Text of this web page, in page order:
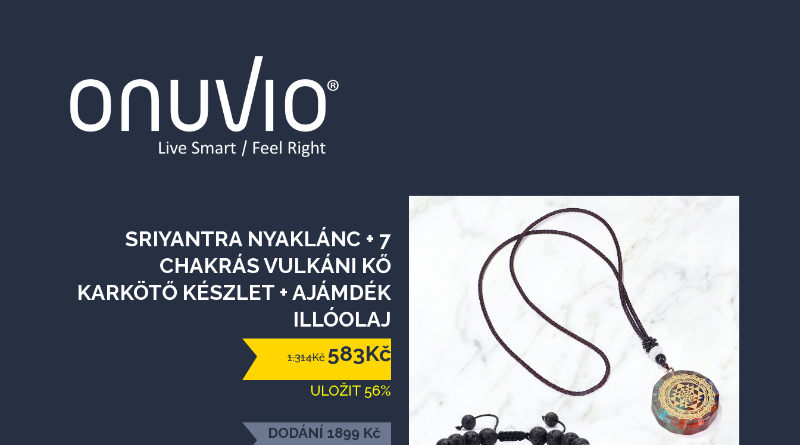
SRIYANTRA NYAKLÁNC + 7
CHAKRÁS VULKÁNI KŐ
KARKÖTŐ KÉSZLET + AJÁMDÉK
ILLÓOLAJ
1.314Kč 583Kč
ULOŽIT 56%
DODÁNÍ 1899 Kč